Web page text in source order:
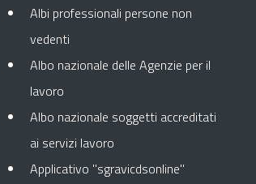
Albi professionali persone non
vedenti
Albo nazionale delle Agenzie per il
lavoro
Albo nazionale soggetti accreditati
ai servizi lavoro
Applicativo "sgravicdsonline"